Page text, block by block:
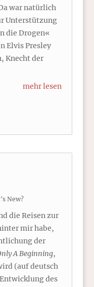
war natürlich
Unterstützung
die Drogen«
Elvis Presley
Knecht der
mehr lesen
New?
die Reisen zur
mir habe,
der
A Beginning,
(auf deutsch
des